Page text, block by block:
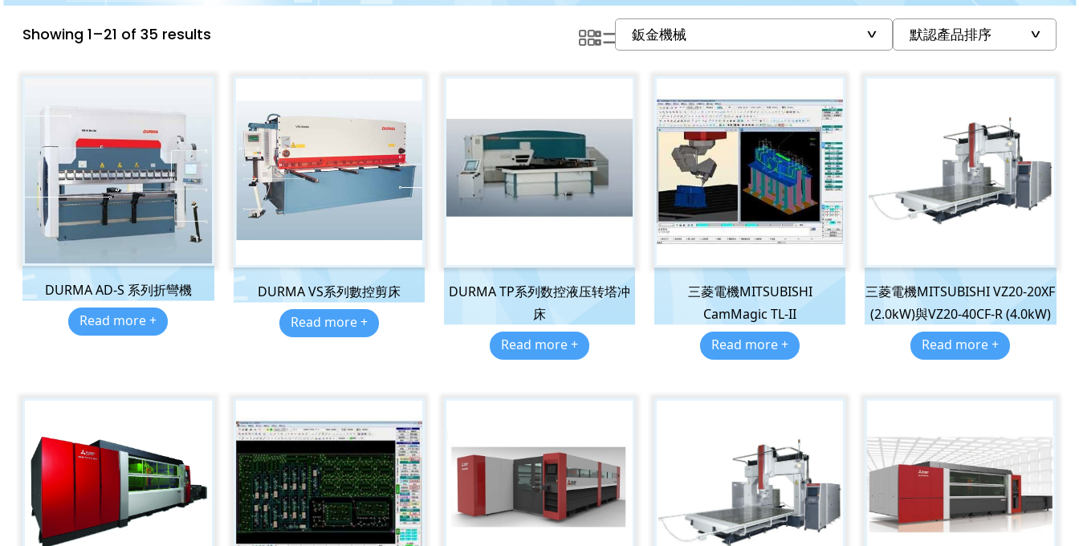
Showing 1–21 of 35 results
DURMA AD-S 系列折彎機
Read more +
DURMA VS系列數控剪床
Read more +
DURMA TP系列数控液压转塔冲
床
Read more +
三菱電機MITSUBISHI
CamMagic TL-II
Read more +
三菱電機MITSUBISHI VZ20-20XF
(2.0kW)與VZ20-40CF-R (4.0kW)
Read more +